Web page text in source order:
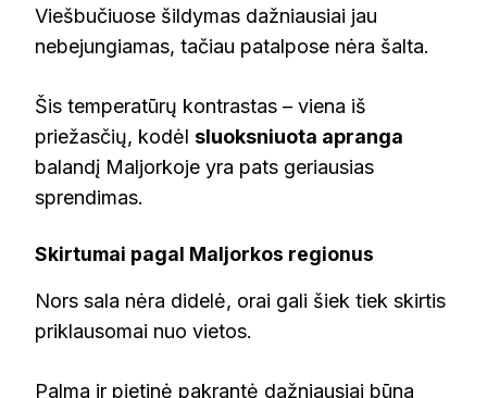
Viešbučiuose šildymas dažniausiai jau
nebejungiamas, tačiau patalpose nėra šalta.
Šis temperatūrų kontrastas – viena iš
priežasčių, kodėl sluoksniuota apranga
balandį Maljorkoje yra pats geriausias
sprendimas.
Skirtumai pagal Maljorkos regionus
Nors sala nėra didelė, orai gali šiek tiek skirtis
priklausomai nuo vietos.
Palma ir pietinė pakrantė dažniausiai būna